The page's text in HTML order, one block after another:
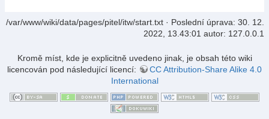
/var/www/wiki/data/pages/pitel/itw/start.txt · Poslední úprava: 30. 12.
2022, 13.43:01 autor: 127.0.0.1
Kromě míst, kde je explicitně uvedeno jinak, je obsah této wiki
licencován pod následující licencí:
CC Attribution-Share Alike 4.0
International